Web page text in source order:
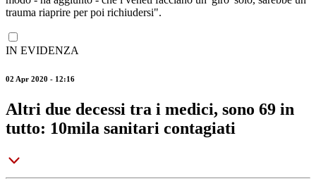
trauma riaprire per poi richiudersi".
IN EVIDENZA
02 Apr 2020 - 12:16
Altri due decessi tra i medici, sono 69 in
tutto: 10mila sanitari contagiati